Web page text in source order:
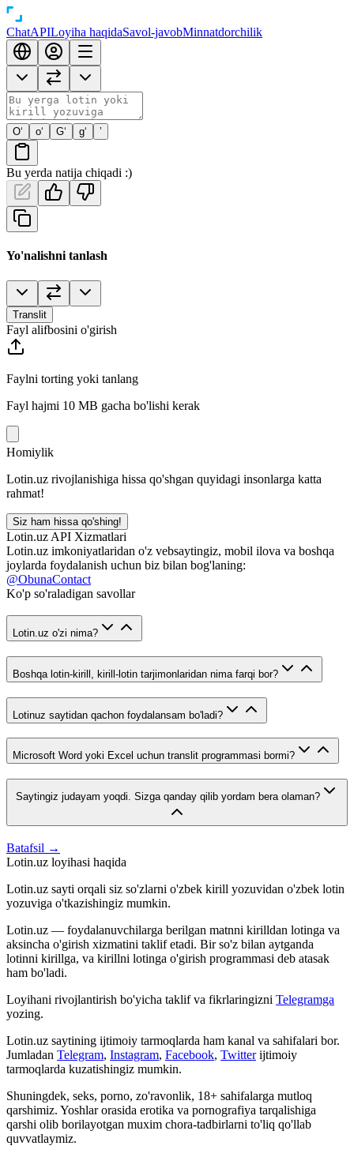
ChatAPILoyiha haqidaSavol-javobMinnatdorchilik
O‘ o‘ G‘ g‘ ’
Bu yerda natija chiqadi :)
Yo'nalishni tanlash
Translit
Fayl alifbosini o'girish
Faylni torting yoki tanlang
Fayl hajmi 10 MB gacha bo'lishi kerak
Homiylik
Lotin.uz rivojlanishiga hissa qo'shgan quyidagi insonlarga katta
rahmat!
Siz ham hissa qo'shing!
Lotin.uz API Xizmatlari
Lotin.uz imkoniyatlaridan o'z vebsaytingiz, mobil ilova va boshqa
joylarda foydalanish uchun biz bilan bog'laning:
@ObunaContact
Ko'p so'raladigan savollar
Lotin.uz o'zi nima?
Boshqa lotin-kirill, kirill-lotin tarjimonlaridan nima farqi bor?
Lotinuz saytidan qachon foydalansam bo'ladi?
Microsoft Word yoki Excel uchun translit programmasi bormi?
Saytingiz judayam yoqdi. Sizga qanday qilib yordam bera olaman?
Batafsil →
Lotin.uz loyihasi haqida
Lotin.uz sayti orqali siz so'zlarni o'zbek kirill yozuvidan o'zbek lotin
yozuviga o'tkazishingiz mumkin.
Lotin.uz — foydalanuvchilarga berilgan matnni kirilldan lotinga va
aksincha o'girish xizmatini taklif etadi. Bir so'z bilan aytganda
lotinni kirillga, va kirillni lotinga o'girish programmasi deb atasak
ham bo'ladi.
Loyihani rivojlantirish bo'yicha taklif va fikrlaringizni Telegramga
yozing.
Lotin.uz saytining ijtimoiy tarmoqlarda ham kanal va sahifalari bor.
Jumladan Telegram, Instagram, Facebook, Twitter ijtimoiy
tarmoqlarda kuzatishingiz mumkin.
Shuningdek, seks, porno, zo'ravonlik, 18+ sahifalarga mutloq
qarshimiz. Yoshlar orasida erotika va pornografiya tarqalishiga
qarshi olib borilayotgan muxim chora-tadbirlarni to'liq qo'llab
quvvatlaymiz.